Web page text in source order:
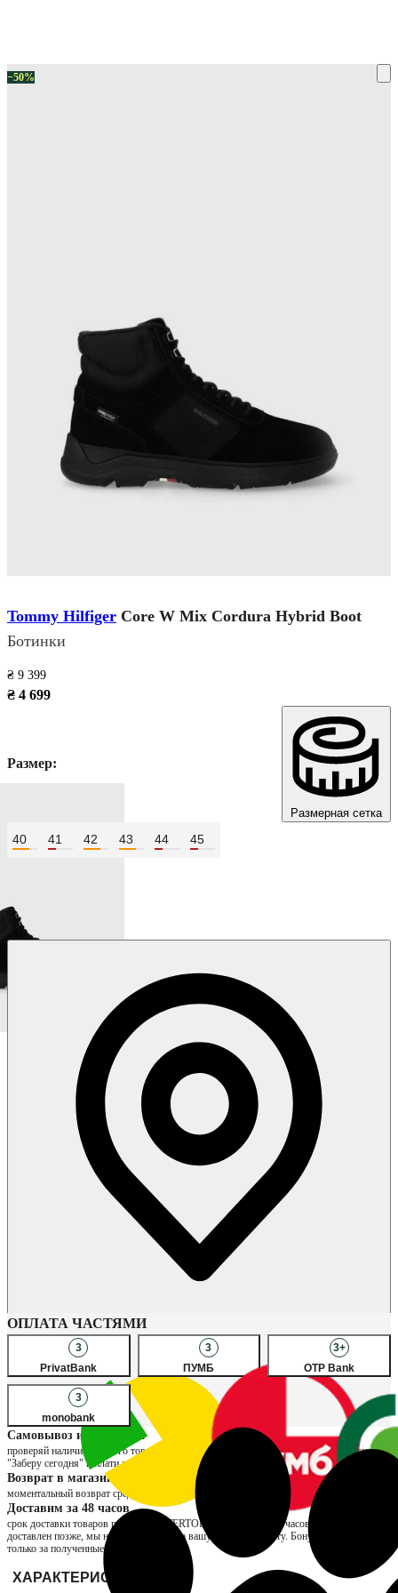
−50%
Tommy Hilfiger Core W Mix Cordura Hybrid Boot
Ботинки
₴ 9 399
₴ 4 699
Размер:
Размерная сетка
40 41 42 43 44 45
Наличие в магазинах
ОПЛАТА ЧАСТЯМИ
3
PrivatBank
3
ПУМБ
3+
OTP Bank
3
monobank
Самовывоз из магазина
проверяй наличие нужного товара в любимых магазинах, выбирай способ доставки
"Заберу сегодня" и плати за твовар во время получения
Возврат в магазине
моментальный возврат средств и возможность обмена на другой размер
Доставим за 48 часов
срок доставки товаров продавца INTERTOP составляет до 48 часов. Если заказ будет
доставлен позже, мы начислим 200 ₴ на вашу бонусную карту. Бонусы начисляются
только за полученные заказы.
ХАРАКТЕРИСТИКИ